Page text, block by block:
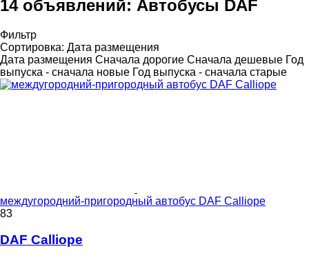
14 объявлений: Автобусы DAF
Фильтр
Сортировка: Дата размещения
Дата размещения Сначала дорогие Сначала дешевые Год
выпуска - сначала новые Год выпуска - сначала старые
междугородний-пригородный автобус DAF Calliope
83
DAF Calliope